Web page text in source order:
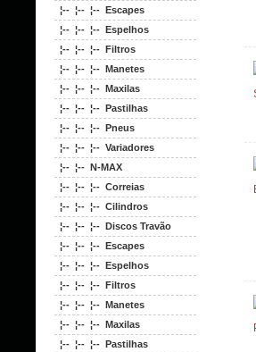
¦-- ¦-- ¦-- Escapes
¦-- ¦-- ¦-- Espelhos
¦-- ¦-- ¦-- Filtros
¦-- ¦-- ¦-- Manetes
¦-- ¦-- ¦-- Maxilas
¦-- ¦-- ¦-- Pastilhas
¦-- ¦-- ¦-- Pneus
¦-- ¦-- ¦-- Variadores
¦-- ¦-- N-MAX
¦-- ¦-- ¦-- Correias
¦-- ¦-- ¦-- Cilindros
¦-- ¦-- ¦-- Discos Travão
¦-- ¦-- ¦-- Escapes
¦-- ¦-- ¦-- Espelhos
¦-- ¦-- ¦-- Filtros
¦-- ¦-- ¦-- Manetes
¦-- ¦-- ¦-- Maxilas
¦-- ¦-- ¦-- Pastilhas